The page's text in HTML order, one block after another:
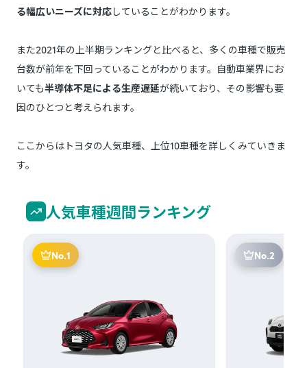
る幅広いニーズに対応していることがわかります。
また2021年の上半期ランキングと比べると、多くの車種で販売
台数が前年を下回っていることがわかります。自動車業界にお
いても半導体不足による生産遅延が続いており、その影響も要
因のひとつと考えられます。
ここからはトヨタの人気車種、上位10車種を詳しくみていきま
す。